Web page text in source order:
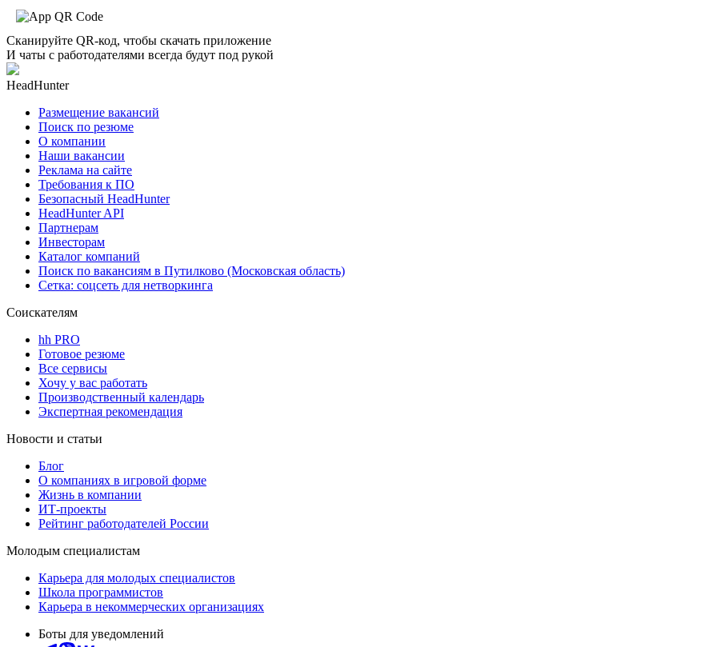
Сканируйте QR-код, чтобы скачать приложение
И чаты с работодателями всегда будут под рукой
HeadHunter
Размещение вакансий
Поиск по резюме
О компании
Наши вакансии
Реклама на сайте
Требования к ПО
Безопасный HeadHunter
HeadHunter API
Партнерам
Инвесторам
Каталог компаний
Поиск по вакансиям в Путилково (Московская область)
Сетка: соцсеть для нетворкинга
Соискателям
hh PRO
Готовое резюме
Все сервисы
Хочу у вас работать
Производственный календарь
Экспертная рекомендация
Новости и статьи
Блог
О компаниях в игровой форме
Жизнь в компании
ИТ-проекты
Рейтинг работодателей России
Молодым специалистам
Карьера для молодых специалистов
Школа программистов
Карьера в некоммерческих организациях
Боты для уведомлений